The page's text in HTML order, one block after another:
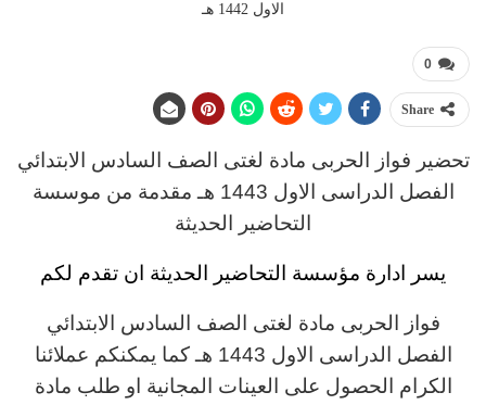
الاول 1442 هـ
0
Share
تحضير فواز الحربى مادة لغتى الصف السادس الابتدائي
الفصل الدراسى الاول 1443 هـ مقدمة من موسسة
التحاضير الحديثة
يسر ادارة مؤسسة التحاضير الحديثة ان تقدم لكم
فواز الحربى مادة لغتى الصف السادس الابتدائي
الفصل الدراسى الاول 1443 هـ كما يمكنكم عملائنا
الكرام الحصول على العينات المجانية او طلب مادة